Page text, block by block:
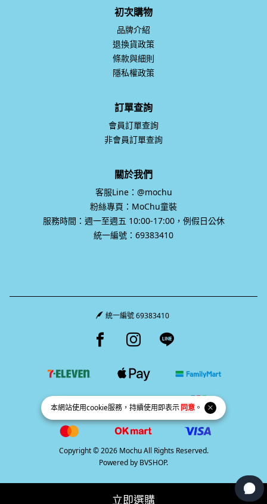
本網站使用cookie服務，持續使用即表示同意 。
立即選購
初次購物
品牌介紹
退換貨政策
條款與細則
隱私權政策
訂單查詢
會員訂單查詢
非會員訂單查詢
關於我們
客服Line：@mochu
粉絲專頁：MoChu童裝
服務時間：週一至週五 10:00-17:00，例假日公休
統一編號：69383410
統一編號 69383410
Facebook page
Instagram page
Line page
Copyright © 2026 Mochu All Rights Reserved.
Powered by BVSHOP.